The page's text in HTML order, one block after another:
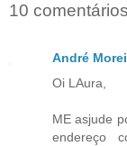
10
André
Oi LAura,
ME asjude
endereço